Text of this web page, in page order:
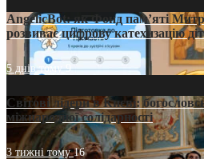
AngelicBot: як Фонд пам’яті
розвиває цифрову катехизацію
5 днів тому9
Світові лідери в Києві:
міжнародної солідарності
3 тижні тому16